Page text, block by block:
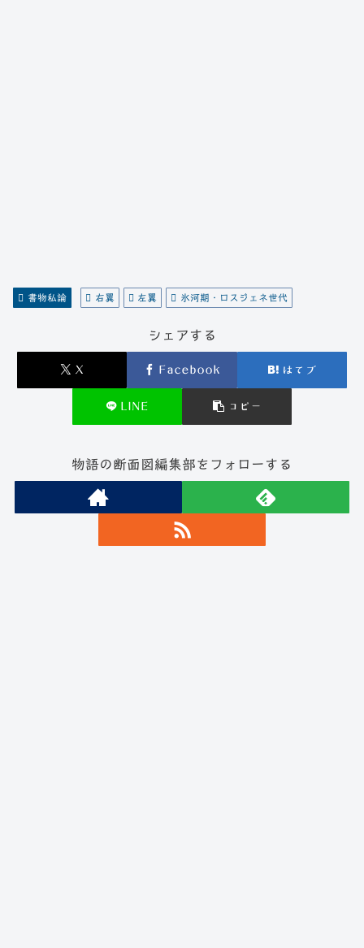
書物私論 右翼 左翼 氷河期・ロスジェネ世代
シェアする
X Facebook はてブ
LINE コピー
物語の断面図編集部をフォローする